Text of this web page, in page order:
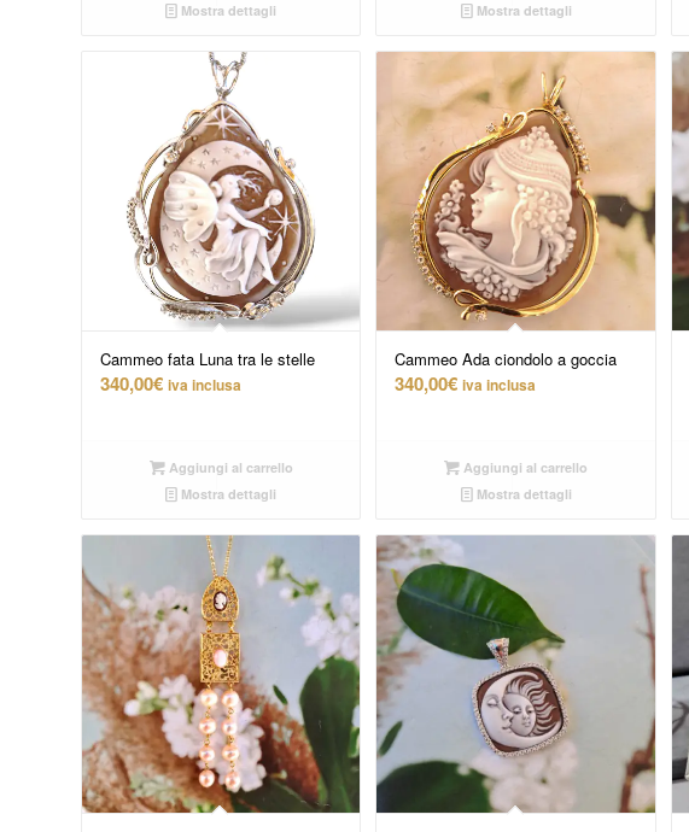
Mostra dettagli
Mostra dettagli
Cammeo fata Luna tra le stelle
340,00€ iva inclusa
Aggiungi al carrello
Mostra dettagli
Cammeo Ada ciondolo a goccia
340,00€ iva inclusa
Aggiungi al carrello
Mostra dettagli